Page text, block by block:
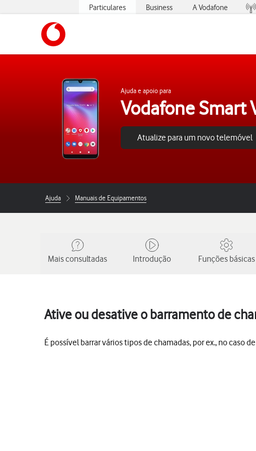
Particulares Business A Vodafone
Ajuda e apoio para
Vodafone Smart
Atualize para um novo telemóvel
Ajuda Manuais de Equipamentos
Mais consultadas Introdução Funções básicas
Ative ou desative o barramento de
É possível barrar vários tipos de chamadas, por ex., no caso